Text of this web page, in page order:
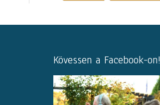
Kövessen a Facebook-on!